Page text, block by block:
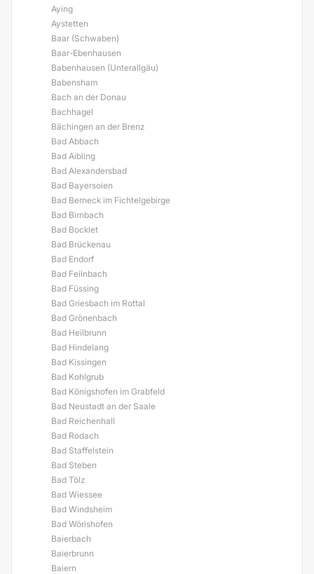
Aying
Aystetten
Baar (Schwaben)
Baar-Ebenhausen
Babenhausen (Unterallgäu)
Babensham
Bach an der Donau
Bachhagel
Bächingen an der Brenz
Bad Abbach
Bad Aibling
Bad Alexandersbad
Bad Bayersoien
Bad Berneck im Fichtelgebirge
Bad Birnbach
Bad Bocklet
Bad Brückenau
Bad Endorf
Bad Feilnbach
Bad Füssing
Bad Griesbach im Rottal
Bad Grönenbach
Bad Heilbrunn
Bad Hindelang
Bad Kissingen
Bad Kohlgrub
Bad Königshofen im Grabfeld
Bad Neustadt an der Saale
Bad Reichenhall
Bad Rodach
Bad Staffelstein
Bad Steben
Bad Tölz
Bad Wiessee
Bad Windsheim
Bad Wörishofen
Baierbach
Baierbrunn
Baiern